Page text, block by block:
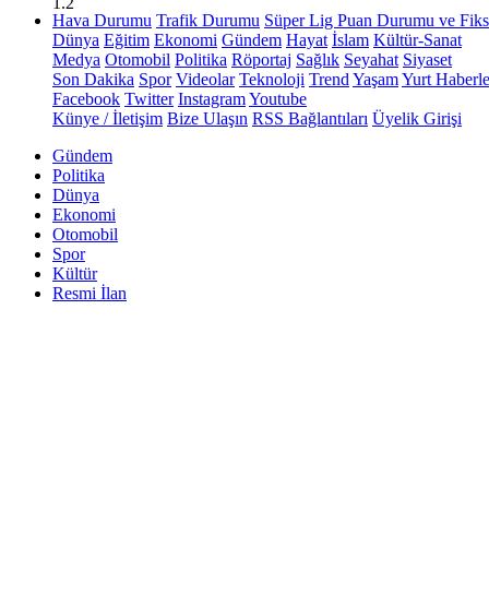
Hava Durumu Trafik Durumu Süper Lig Puan Durumu ve
Dünya Eğitim Ekonomi Gündem Hayat İslam Kültür-Sanat
Medya Otomobil Politika Röportaj Sağlık Seyahat Siyaset
Son Dakika Spor Videolar Teknoloji Trend YaşamYurt
Facebook Twitter InstagramYoutube
Künye / İletişim Bize Ulaşın RSS Bağlantıları Üyelik Girişi
Gündem
Politika
Dünya
Ekonomi
Otomobil
Spor
Kültür
Resmi İlan